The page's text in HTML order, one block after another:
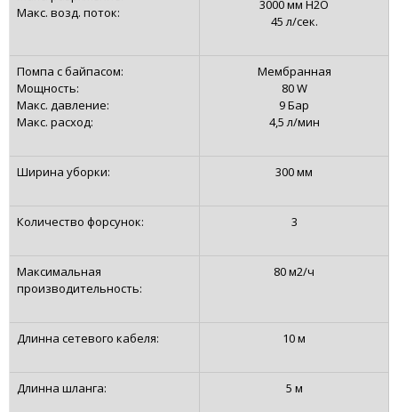
Макс. возд. поток:
3000 мм H2O
45 л/сек.
Помпа с байпасом:
Мощность:
Макс. давление:
Макс. расход:
Мембранная
80 W
9 Бар
4,5 л/мин
Ширина уборки: 300 мм
Количество форсунок: 3
Максимальная
производительность:
80 м2/ч
Длинна сетевого кабеля: 10 м
Длинна шланга: 5 м